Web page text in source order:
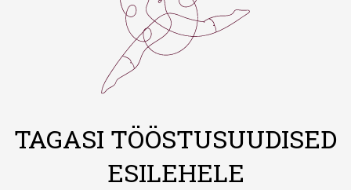
TAGASI TÖÖSTUSUUDISED
ESILEHELE